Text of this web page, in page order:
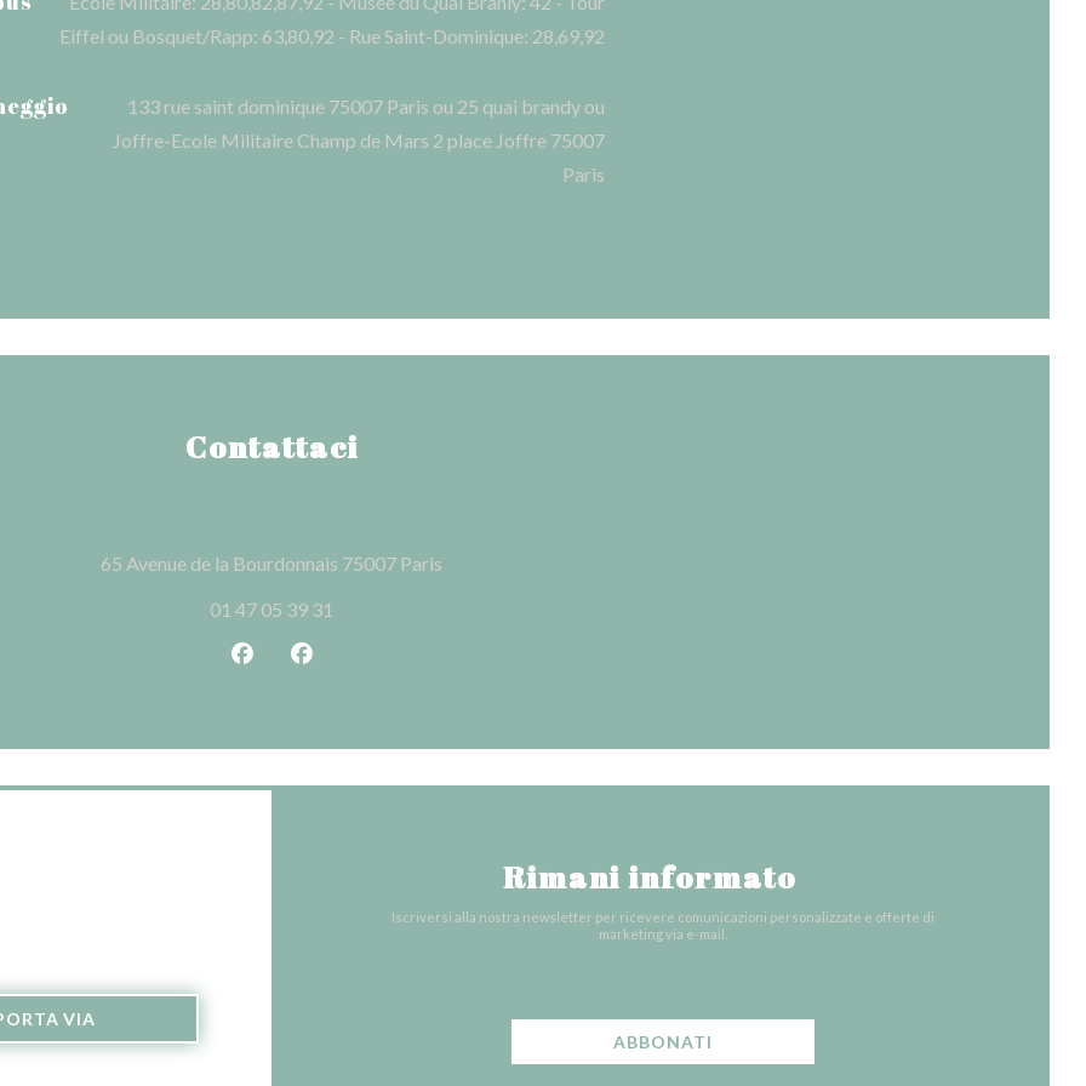
Eiffel ou Bosquet/Rapp: 63,80,92 - Rue Saint-Dominique: 28,69,92
133 rue saint dominique 75007 Paris ou 25 quai brandy ou
Joffre-Ecole Militaire Champ de Mars 2 place Joffre 75007
Paris
Contattaci
65 Avenue de la Bourdonnais 75007 Paris
01 47 05 39 31
Facebook ((apre una nuova finestra))
Instagram ((apre una nuova finestra))
VIA
Rimani informato
Iscriversi alla nostra newsletter per ricevere comunicazioni personalizzate e offerte di
marketing via e-mail.
ABBONATI